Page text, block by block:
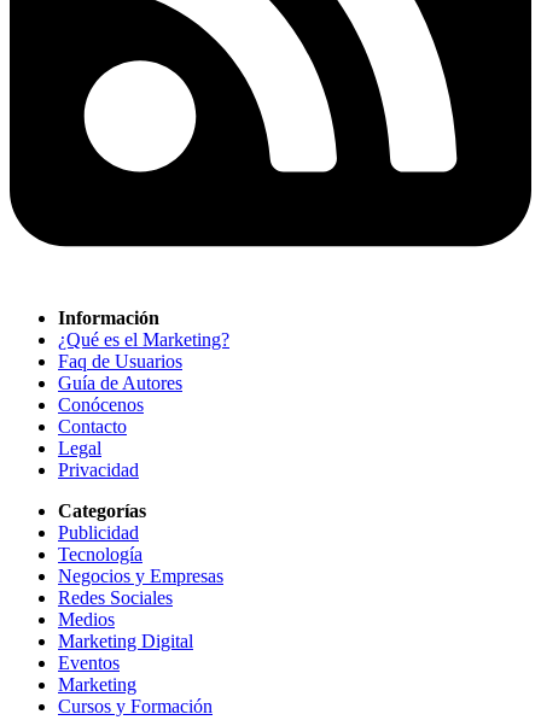
Información
¿Qué es el Marketing?
Faq de Usuarios
Guía de Autores
Conócenos
Contacto
Legal
Privacidad
Categorías
Publicidad
Tecnología
Negocios y Empresas
Redes Sociales
Medios
Marketing Digital
Eventos
Marketing
Cursos y Formación